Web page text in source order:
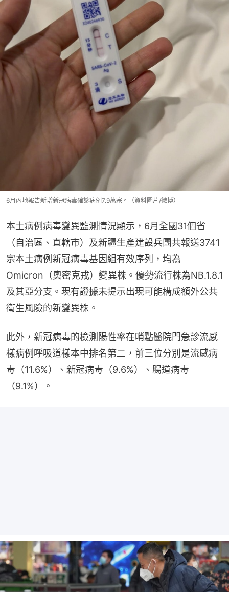
6月內地報告新增新冠病毒確診病例7.9萬宗。（資料圖片/微博）
本土病例病毒變異監測情況顯示，6月全國31個省
（自治區、直轄市）及新疆生產建設兵團共報送3741
宗本土病例新冠病毒基因組有效序列，均為
Omicron（奧密克戎）變異株。優勢流行株為NB.1.8.1
及其亞分支。現有證據未提示出現可能構成額外公共
衛生風險的新變異株。
此外，新冠病毒的檢測陽性率在哨點醫院門急診流感
樣病例呼吸道樣本中排名第二，前三位分別是流感病
毒（11.6%）、新冠病毒（9.6%）、腸道病毒
（9.1%）。